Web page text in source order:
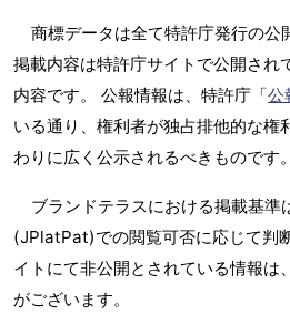
商標データは全て特許庁発行の公
掲載内容は特許庁サイトで公開され
内容です。 公報情報は、特許庁「公
いる通り、権利者が独占排他的な権
わりに広く公示されるべきものです。
ブランドテラスにおける掲載基準
(JPlatPat)での閲覧可否に応じて判
イトにて非公開とされている情報は
がございます。